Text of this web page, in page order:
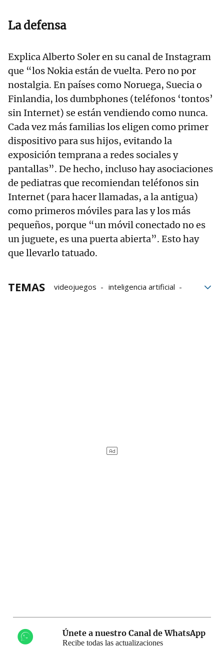
La defensa
Explica Alberto Soler en su canal de Instagram
que “los Nokia están de vuelta. Pero no por
nostalgia. En países como Noruega, Suecia o
Finlandia, los dumbphones (teléfonos ‘tontos’
sin Internet) se están vendiendo como nunca.
Cada vez más familias los eligen como primer
dispositivo para sus hijos, evitando la
exposición temprana a redes sociales y
pantallas”. De hecho, incluso hay asociaciones
de pediatras que recomiendan teléfonos sin
Internet (para hacer llamadas, a la antigua)
como primeros móviles para las y los más
pequeños, porque “un móvil conectado no es
un juguete, es una puerta abierta”. Esto hay
que llevarlo tatuado.
TEMAS videojuegos
inteligencia artificial
Únete a nuestro Canal de WhatsApp
Recibe todas las actualizaciones